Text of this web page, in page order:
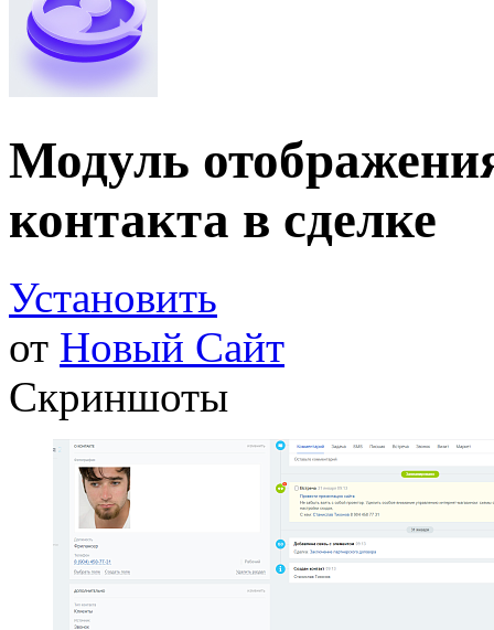
Модуль
контакта в сделке
Установить
от Новый Сайт
Скриншоты